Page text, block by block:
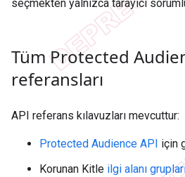
seçmekten yalnızca tarayıcı
Tüm Protected
referansları
API referans kılavuzları mevcuttur:
Protected Audience API için
Korunan Kitle ilgi alanı